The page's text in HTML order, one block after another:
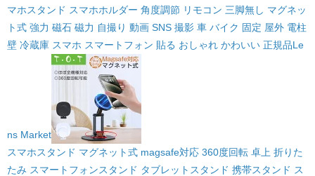
マホスタンド スマホホルダー 角度調節 リモコン 三脚無し マグネッ
ト式 強力 磁石 磁力 自撮り 動画 SNS 撮影 車 バイク 固定 屋外 電柱
壁 冷蔵庫 スマホ スマートフォン 貼る おしゃれ かわいい 正規品Le
ns Market
スマホスタンド マグネット式 magsafe対応 360度回転 卓上 折りた
たみ スマートフォンスタンド タブレットスタンド 携帯スタンド ス